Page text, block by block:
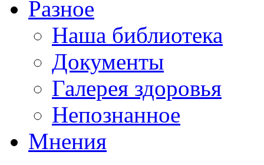
Разное
Наша библиотека
Документы
Галерея здоровья
Непознанное
Мнения